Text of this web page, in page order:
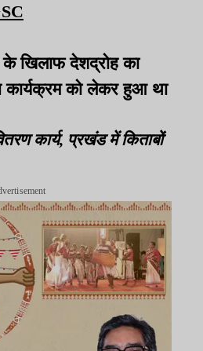
खिलाफ देशद्रोह का
कार्यक्रम को लेकर हुआ था
कार्य, प्रखंड में किताबों